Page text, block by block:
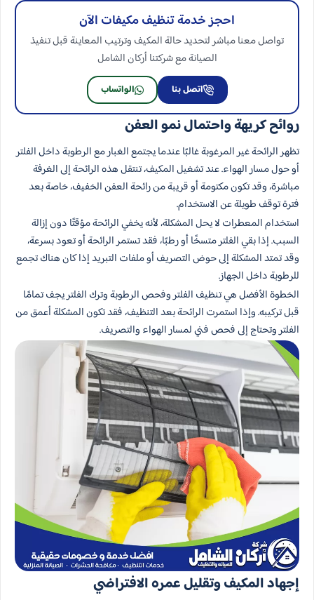
احجز خدمة تنظيف مكيفات الآن
تواصل معنا مباشر لتحديد حالة المكيف وترتيب المعاينة قبل تنفيذ
الصيانة مع شركتنا أركان الشامل
اتصل بنا الواتساب
روائح كريهة واحتمال نمو العفن
تظهر الرائحة غير المرغوبة غالبًا عندما يجتمع الغبار مع الرطوبة داخل الفلتر
أو حول مسار الهواء. عند تشغيل المكيف، تنتقل هذه الرائحة إلى الغرفة
مباشرة، وقد تكون مكتومة أو قريبة من رائحة العفن الخفيف، خاصة بعد
فترة توقف طويلة عن الاستخدام.
استخدام المعطرات لا يحل المشكلة، لأنه يخفي الرائحة مؤقتًا دون إزالة
السبب. إذا بقي الفلتر متسخًا أو رطبًا، فقد تستمر الرائحة أو تعود بسرعة،
وقد تمتد المشكلة إلى حوض التصريف أو ملفات التبريد إذا كان هناك تجمع
للرطوبة داخل الجهاز.
الخطوة الأفضل هي تنظيف الفلتر وفحص الرطوبة وترك الفلتر يجف تمامًا
قبل تركيبه. وإذا استمرت الرائحة بعد التنظيف، فقد تكون المشكلة أعمق من
الفلتر وتحتاج إلى فحص فني لمسار الهواء والتصريف.
إجهاد المكيف وتقليل عمره الافتراضي